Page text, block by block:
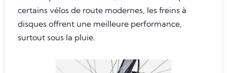
certains vélos de route modernes, les freins à
disques offrent une meilleure performance,
surtout sous la pluie.